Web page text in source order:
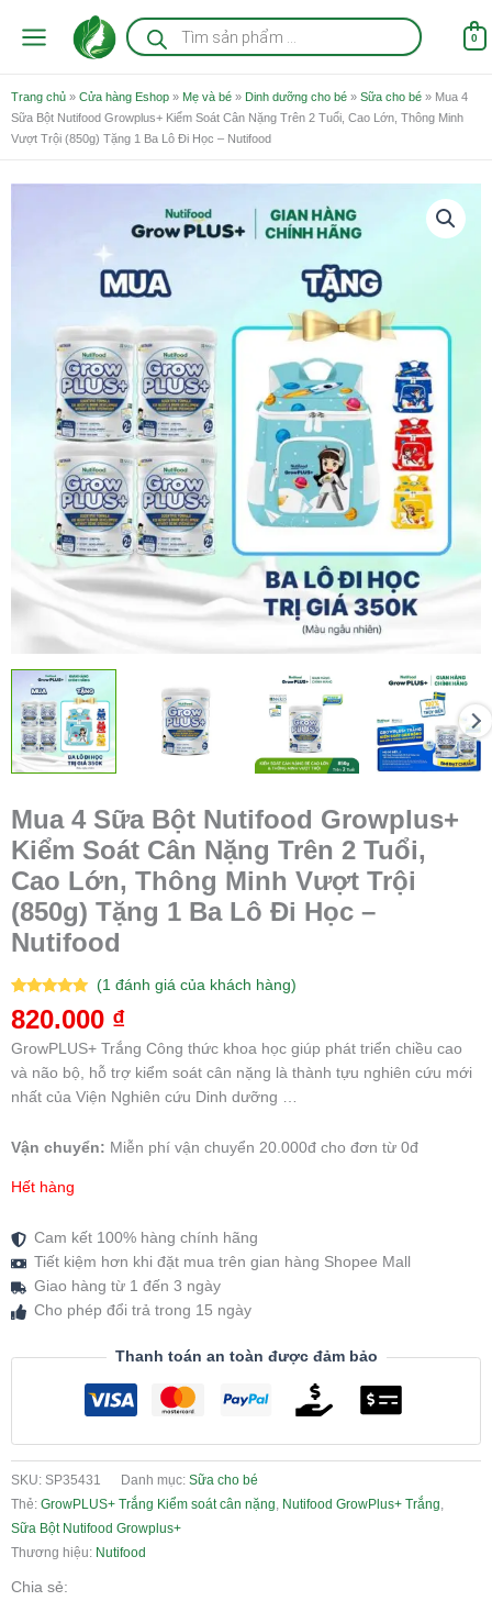
Tìm
kiếm
sản
0
Trang chủ » Cửa hàng Eshop » Mẹ và bé » Dinh dưỡng cho bé » Sữa cho bé » Mua 4
Sữa Bột Nutifood Growplus+ Kiểm Soát Cân Nặng Trên 2 Tuổi, Cao Lớn, Thông Minh
Vượt Trội (850g) Tặng 1 Ba Lô Đi Học – Nutifood
Mua 4 Sữa Bột Nutifood Growplus+
Kiểm Soát Cân Nặng Trên 2 Tuổi,
Cao Lớn, Thông Minh Vượt Trội
(850g) Tặng 1 Ba Lô Đi Học –
Nutifood
5.00 trên 5
dựa trên
1
(1đánh giá của khách hàng)
820.000 ₫
GrowPLUS+ Trắng Công thức khoa học giúp phát triển chiều cao
và não bộ, hỗ trợ kiểm soát cân nặng là thành tựu nghiên cứu mới
nhất của Viện Nghiên cứu Dinh dưỡng …
Vận chuyển: Miễn phí vận chuyển 20.000đ cho đơn từ 0đ
Hết hàng
Cam kết 100% hàng chính hãng
Tiết kiệm hơn khi đặt mua trên gian hàng Shopee Mall
Giao hàng từ 1 đến 3 ngày
Cho phép đổi trả trong 15 ngày
Thanh toán an toàn được đảm bảo
SKU: SP35431 Danh mục: Sữa cho bé
Thẻ: GrowPLUS+ Trắng Kiểm soát cân nặng Nutifood GrowPlus+ Trắng
Sữa Bột Nutifood Growplus+
Thương hiệu: Nutifood
Chia sẻ: